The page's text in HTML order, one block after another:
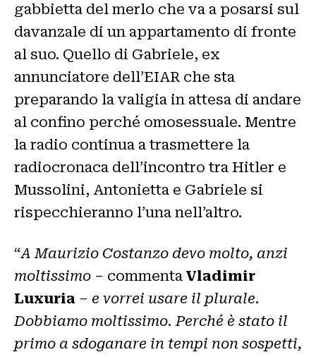
gabbietta del merlo che va a posarsi sul
davanzale di un appartamento di fronte
al suo. Quello di Gabriele, ex
annunciatore dell’EIAR che sta
preparando la valigia in attesa di andare
al confino perché omosessuale. Mentre
la radio continua a trasmettere la
radiocronaca dell’incontro tra Hitler e
Mussolini, Antonietta e Gabriele si
rispecchieranno l’una nell’altro.
“A Maurizio Costanzo devo molto, anzi
moltissimo – commenta Vladimir
Luxuria – e vorrei usare il plurale.
Dobbiamo moltissimo. Perché è stato il
primo a sdoganare in tempi non sospetti,